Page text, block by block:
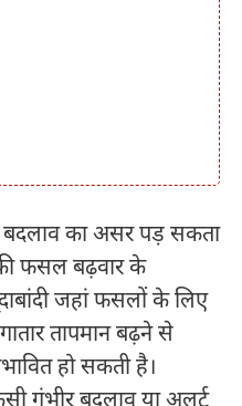
बदलाव का असर पड़ सकता
फसल बढ़वार के
जहां फसलों के लिए
तापमान बढ़ने से
हो सकती है।